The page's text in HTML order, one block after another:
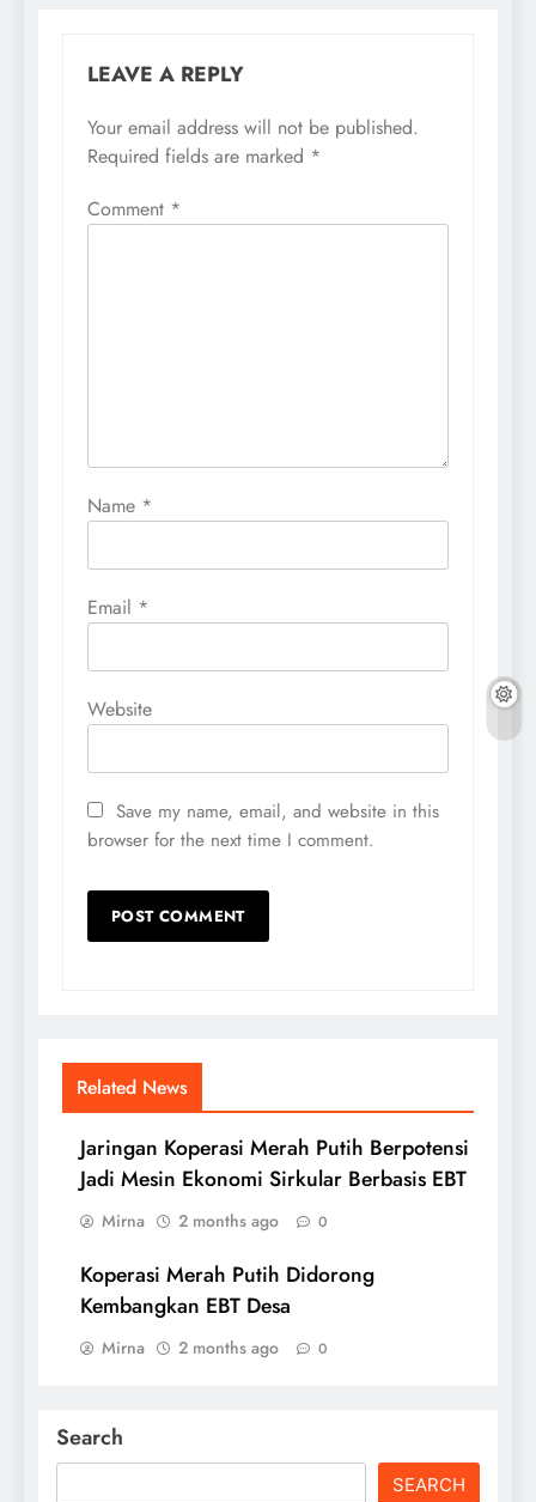
LEAVE A REPLY
Your email address will not be published.
Required fields are marked *
Comment *
Name *
Email *
Website
Save my name, email, and website in this
browser for the next time I comment.
Related News
Jaringan Koperasi Merah Putih Berpotensi
Jadi Mesin Ekonomi Sirkular Berbasis EBT
Mirna 2 months ago 0
Koperasi Merah Putih Didorong
Kembangkan EBT Desa
Mirna 2 months ago 0
Search
SEARCH